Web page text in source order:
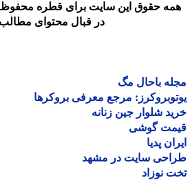
حقوق این سایت برای قطره محفوظ
در قبال محتوای مطالب
باحال مگ
مرجع معرفی بروکرها
شلوار جین زنانه
گوشی
پدیا
سایت در مشهد
نوزاد